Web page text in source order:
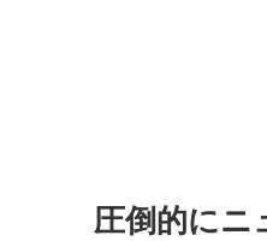
圧倒的にニ